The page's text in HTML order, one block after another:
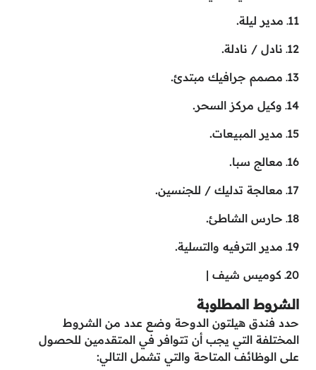
11ـ مدير ليلة.
12ـ نادل / نادلة.
13ـ مصمم جرافيك مبتدئ.
14ـ وكيل مركز السحر.
15ـ مدير المبيعات.
16ـ معالج سبا.
17ـ معالجة تدليك / للجنسين.
18ـ حارس الشاطئ.
19ـ مدير الترفيه والتسلية.
20ـ كوميس شيف |
الشروط المطلوبة
حدد فندق هيلتون الدوحة وضع عدد من الشروط
المختلفة التي يجب أن تتوافر في المتقدمين للحصول
على الوظائف المتاحة والتي تشمل التالي: